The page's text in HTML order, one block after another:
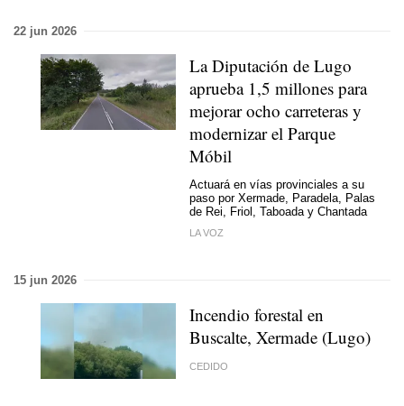
22 jun 2026
La Diputación de Lugo
aprueba 1,5 millones para
mejorar ocho carreteras y
modernizar el Parque
Móbil
Actuará en vías provinciales a su
paso por Xermade, Paradela, Palas
de Rei, Friol, Taboada y Chantada
LA VOZ
15 jun 2026
Incendio forestal en
Buscalte, Xermade (Lugo)
CEDIDO